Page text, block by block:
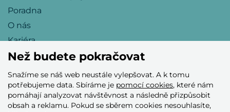
Poradna
O nás
Kariéra
Přijímáme tyto platební karty
Než budete pokračovat
Snažíme se náš web neustále vylepšovat. A k tomu
potřebujeme data. Sbíráme je pomocí cookies, které nám
pomáhají analyzovat návštěvnost a následně přizpůsobit
obsah a reklamu. Pokud se sběrem cookies nesouhlasíte,